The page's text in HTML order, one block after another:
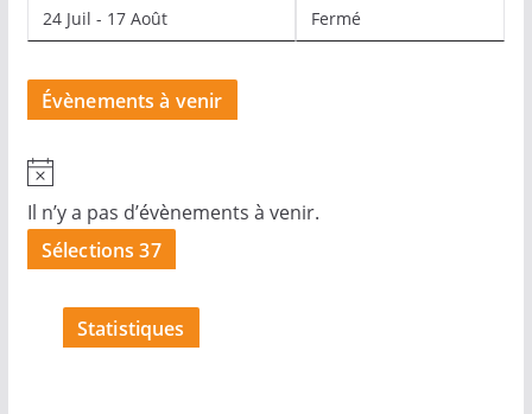
24 Juil - 17 Août Fermé
Évènements à venir
N
o
t
i
Il n’y a pas d’évènements à venir.
Sélections 37
Statistiques